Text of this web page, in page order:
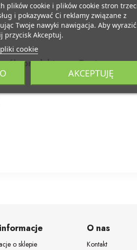
produktu Dostawa
o sklepie
O nas
Kontakt
plików cookie i plików cookie stron
i pokazywać Ci reklamy związane z
Twoje nawyki nawigacja. Aby wyrazić
przycisk Akceptuj.
cookie
AKCEPTUJĘ